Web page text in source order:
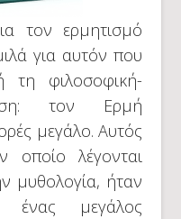
τον ερμητισμό
για αυτόν που
φιλοσοφική-
τον Ερμή
μεγάλο. Αυτός
οποίο λέγονται
μυθολογία, ήταν
ένας μεγάλος